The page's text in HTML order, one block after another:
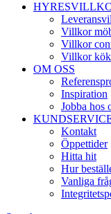
Villkor
Villkor
Villkor
OM OSS
Inspiration
Jobba hos
Kontakt
Öppettider
Hitta hit
Hur
Vanliga